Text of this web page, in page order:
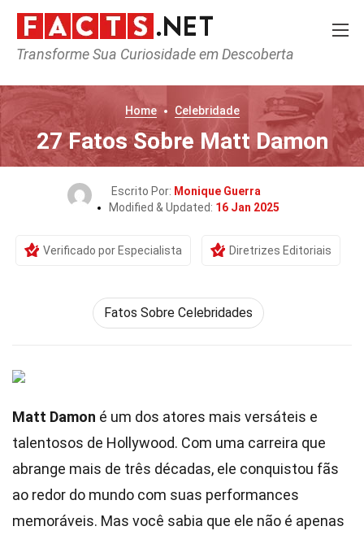
Transforme Sua Curiosidade em Descoberta
Home Celebridade
27 Fatos Sobre Matt Damon
Escrito Por: Monique Guerra
Modified & Updated: 16 Jan 2025
Verificado por Especialista Diretrizes Editoriais
Fatos Sobre Celebridades
Matt Damon é um dos atores mais versáteis e
talentosos de Hollywood. Com uma carreira que
abrange mais de três décadas, ele conquistou fãs
ao redor do mundo com suas performances
memoráveis. Mas você sabia que ele não é apenas